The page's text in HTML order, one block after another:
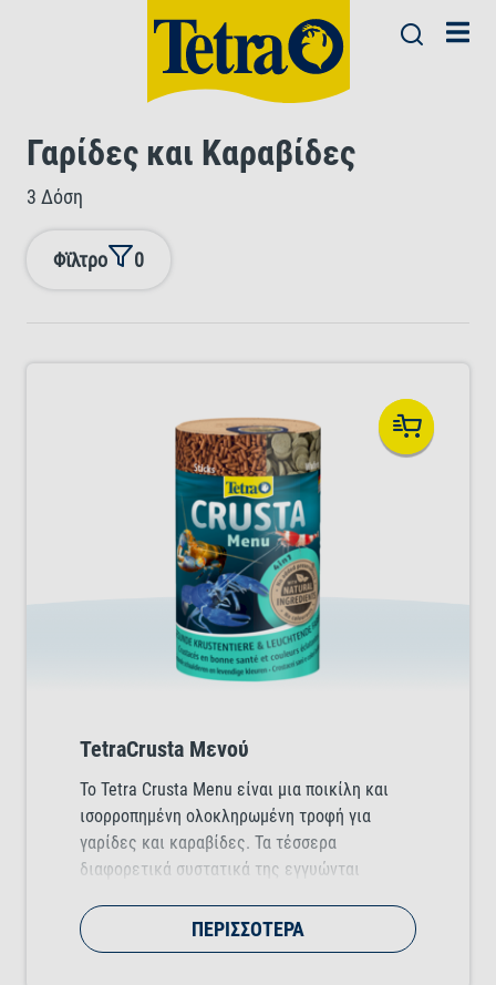
Γαρίδες και Καραβίδες
3 Δόση
Φϊλτρο 0
TetraCrusta Μενού
Το Tetra Crusta Menu είναι μια ποικίλη και
ισορροπημένη ολοκληρωμένη τροφή για
γαρίδες και καραβίδες. Τα τέσσερα
διαφορετικά συστατικά της εγγυώνται
κάθε είδος θα βρει τη δική του αγαπημένη
λιχουδιά.
ΠΕΡΙΣΣΌΤΕΡΑ